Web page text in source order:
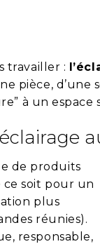
travailler :
pièce, d’une
à un espace
de produits
ce soit pour un
plus
réunies).
responsable,